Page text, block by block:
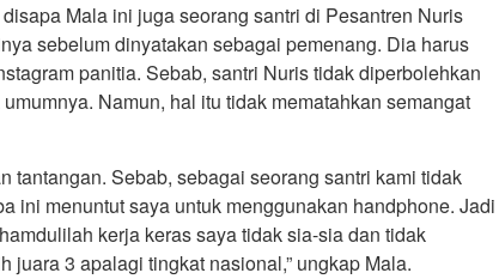
Mala ini juga seorang santri di Pesantren Nuris
sebelum dinyatakan sebagai pemenang. Dia harus
panitia. Sebab, santri Nuris tidak diperbolehkan
Namun, hal itu tidak mematahkan semangat
tantangan. Sebab, sebagai seorang santri kami tidak
ini menuntut saya untuk menggunakan handphone. Jadi
kerja keras saya tidak sia-sia dan tidak
juara 3 apalagi tingkat nasional,” ungkap Mala.